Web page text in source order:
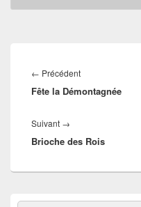
de
l’article
← PrécédentArticle
précédent :
Fête la Démontagnée
Suivant →
suivant :
Brioche des Rois
Zone